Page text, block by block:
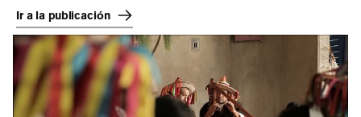
Ir a la publicación